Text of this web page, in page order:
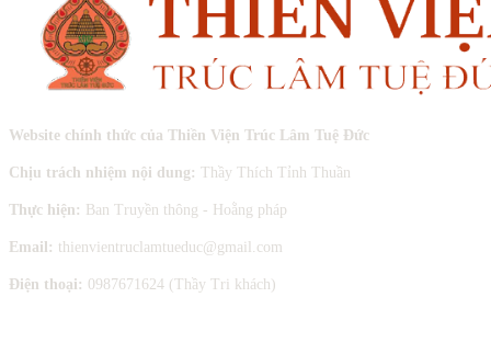
Website chính thức của Thiền Viện Trúc Lâm Tuệ Đức
Chịu trách nhiệm nội dung: Thầy Thích Tỉnh Thuần
Thực hiện: Ban Truyền thông - Hoằng pháp
Email: thienvientruclamtueduc@gmail.com
Điện thoại: 0987671624 (Thầy Tri khách)